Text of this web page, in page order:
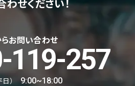
せください！
お問い合わせ
119-257
日）9:00~18:00